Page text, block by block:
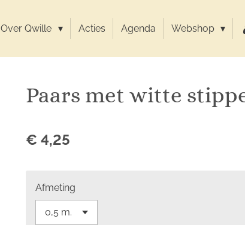
Over Qwille Acties Agenda Webshop
Paars met witte
€ 4,25
Afmeting